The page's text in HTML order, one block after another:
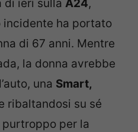
di ieri sulla A24,
incidente ha portato
di 67 anni. Mentre
la donna avrebbe
una Smart,
ribaltandosi su sé
per la